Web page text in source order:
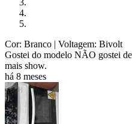
Cor: Branco | Voltagem: Bivolt
Gostei do modelo NÃO gostei
mais show.
há 8 meses